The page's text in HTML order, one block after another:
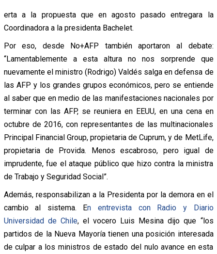
erta a la propuesta que en agosto pasado entregara la
Coordinadora a la presidenta Bachelet.
Por eso, desde No+AFP también aportaron al debate:
“Lamentablemente a esta altura no nos sorprende que
nuevamente el ministro (Rodrigo) Valdés salga en defensa de
las AFP y los grandes grupos económicos, pero se entiende
al saber que en medio de las manifestaciones nacionales por
terminar con las AFP, se reuniera en EEUU, en una cena en
octubre de 2016, con representantes de las multinacionales
Principal Financial Group, propietaria de Cuprum, y de MetLife,
propietaria de Provida. Menos escabroso, pero igual de
imprudente, fue el ataque público que hizo contra la ministra
de Trabajo y Seguridad Social”.
Además, responsabilizan a la Presidenta por la demora en el
cambio al sistema. En entrevista con Radio y Diario
Universidad de Chile, el vocero Luis Mesina dijo que “los
partidos de la Nueva Mayoría tienen una posición interesada
de culpar a los ministros de estado del nulo avance en esta